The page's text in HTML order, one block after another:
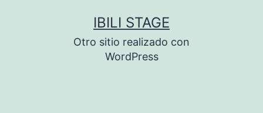
IBILI STAGE
Otro sitio realizado con
WordPress